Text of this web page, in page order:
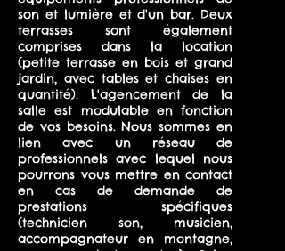
son et lumière et d'un bar. Deux
terrasses sont également
comprises dans la location
(petite terrasse en bois et grand
jardin, avec tables et chaises en
quantité). L'agencement de la
salle est modulable en fonction
de vos besoins. Nous sommes en
lien avec un réseau de
professionnels avec lequel nous
pourrons vous mettre en contact
en cas de demande de
prestations spécifiques
(technicien son, musicien,
accompagnateur en montagne,